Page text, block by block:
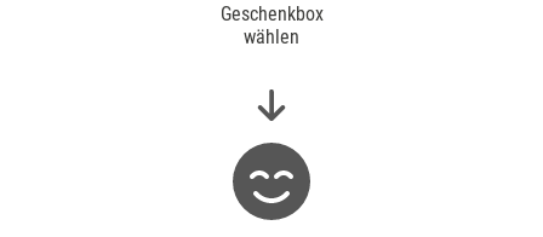
Geschenkbox
wählen